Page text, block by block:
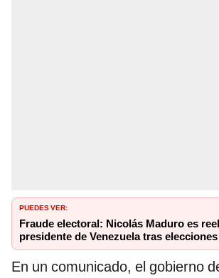
PUEDES VER:
Fraude electoral: Nicolás Maduro es
presidente de Venezuela tras
En un comunicado, el gobierno